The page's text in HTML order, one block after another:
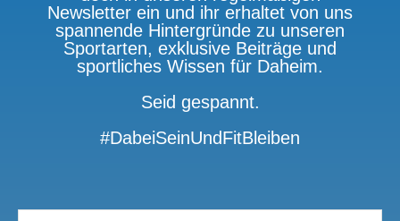
Newsletter ein und ihr erhaltet von uns
spannende Hintergründe zu unseren
Sportarten, exklusive Beiträge und
sportliches Wissen für Daheim.
Seid gespannt.
#DabeiSeinUndFitBleiben